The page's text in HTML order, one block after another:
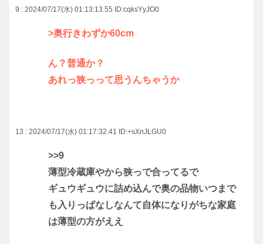
9 : 2024/07/17(水) 01:13:13.55 ID:cqksYyJO0
>奥行きわずか60cm
ん？普通か？
あれっ狭っって思うんちゃうか
13 : 2024/07/17(水) 01:17:32.41 ID:+sXnJLGU0
>>9
薄型冷蔵庫やから狭っで合ってるで
ギュウギュウに詰め込んで奥の品物いつまで
も入りっぱなしなんて自体になりがちな家庭
は薄型の方がええ